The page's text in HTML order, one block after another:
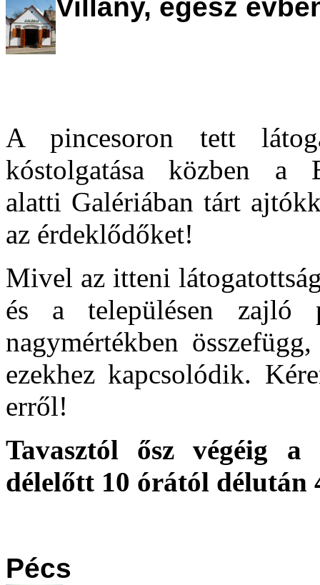
Villány, egész
A pincesoron tett
kóstolgatása közben a
alatti Galériában tárt
az érdeklődőket!
Mivel az itteni
és a településen zajló
nagymértékben
ezekhez kapcsolódik.
erről!
Tavasztól ősz végéig a
délelőtt 10 órától
Pécs